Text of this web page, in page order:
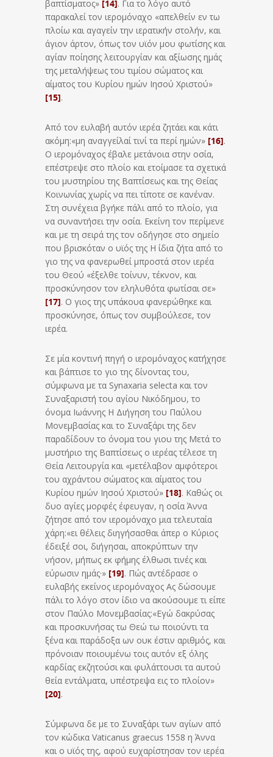
βαπτίσματος» [14]. Για το λόγο αυτό
παρακαλεί τον ιερομόναχο «απελθείν εν τω
πλοίω και αγαγείν την ιερατικήν στολήν, και
άγιον άρτον, όπως τον υϊόν μου φωτίσης και
αγίαν ποίησης λειτουργίαν και αξίωσης ημάς
της μεταλήψεως του τιμίου σώματος και
αίματος του Κυρίου ημών Ιησού Χριστού»
[15].
Από τον ευλαβή αυτόν ιερέα ζητάει και κάτι
ακόμη:«μη αναγγείλαί τινί τα περί ημών» [16].
Ο ιερομόναχος έβαλε μετάνοια στην οσία,
επέστρεψε στο πλοίο και ετοίμασε τα σχετικά
του μυστηρίου της Βαπτίσεως και της Θείας
Κοινωνίας χωρίς να πει τίποτε σε κανέναν.
Στη συνέχεια βγήκε πάλι από το πλοίο, για
να συναντήσει την οσία. Εκείνη τον περίμενε
και με τη σειρά της τον οδήγησε στο σημείο
που βρισκόταν ο υϊός της Η ίδια ζήτα από το
γιο της να φανερωθεί μπροστά στον ιερέα
του Θεού «έξελθε τοίνυν, τέκνον, και
προσκύνησον τον εληλυθότα φωτίσαι σε»
[17]. Ο γιος της υπάκουα φανερώθηκε και
προσκύνησε, όπως τον συμβούλεσε, τον
ιερέα.
Σε μία κοντινή πηγή ο ιερομόναχος κατήχησε
και βάπτισε το γιο της δίνοντας του,
σύμφωνα με τα Synaxaria selecta και τον
Συναξαριστή του αγίου Νικόδημου, το
όνομα Ιωάννης Η Διήγηση του Παύλου
Μονεμβασίας και το Συναξάρι της δεν
παραδίδουν το όνομα του γιου της Μετά το
μυστήριο της Βαπτίσεως ο ιερέας τέλεσε τη
Θεία Λειτουργία και «μετέλαβον αμφότεροι
του αχράντου σώματος και αίματος του
Κυρίου ημών Ιησού Χριστού» [18]. Καθώς οι
δυο αγίες μορφές έφευγαν, η οσία Άννα
ζήτησε από τον ιερομόναχο μια τελευταία
χάρη:«ει θέλεις διηγήσασθαι άπερ ο Κύριος
έδειξέ σοι, διήγησαι, αποκρύπτων την
νήσον, μήπως εκ φήμης έλθωσι τινές και
εύρωσιν ημάς·» [19]. Πώς αντέδρασε ο
ευλαβής εκείνος ιερομόναχος Ας δώσουμε
πάλι το λόγο στον ίδιο να ακούσουμε τι είπε
στον Παύλο Μονεμβασίας:«Εγώ δακρύσας
και προσκυνήσας τω Θεώ τω ποιούντι τα
ξένα και παράδοξα ων ουκ έστιν αριθμός, και
πρόνοιαν ποιουμένω τοις αυτόν εξ όλης
καρδίας εκζητούσι και φυλάττουσι τα αυτού
θεία εντάλματα, υπέστρεψα εις το πλοίον»
[20].
Σύμφωνα δε με το Συναξάρι των αγίων από
τον κώδικα Vaticanus graecus 1558 η Άννα
και ο υϊός της, αφού ευχαρίστησαν τον ιερέα